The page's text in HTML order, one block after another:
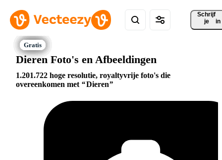
Schrijf
je
in
Dieren Foto's en Afbeeldingen
1.201.722 hoge resolutie, royaltyvrije foto's die
overeenkomen met
Dieren